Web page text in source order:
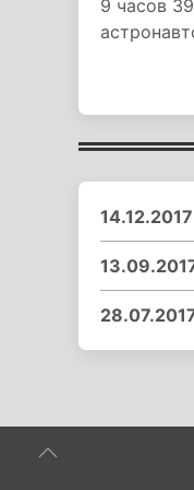
9 часов
14.12.2017